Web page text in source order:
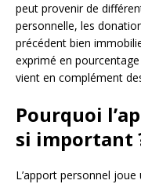
peut provenir de
personnelle, les
précédent bien
exprimé en
vient en complément
Pourquoi
si important
L’apport personnel